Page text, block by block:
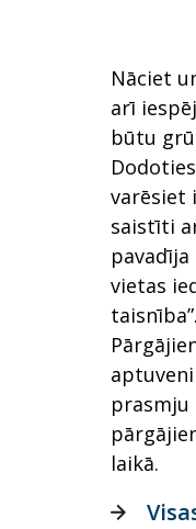
Nāciet
arī
būtu
varēsiet
saistīti
vietas
taisnība”.
prasmju
laikā.